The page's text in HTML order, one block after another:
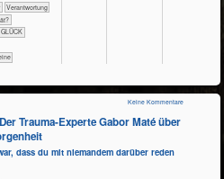
​​Verantwortung
Trauma-Experte Gabor Maté über
dass du mit niemandem darüber reden
Keine Kommentare